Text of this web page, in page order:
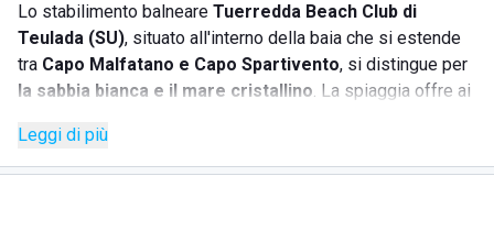
Lo stabilimento balneare Tuerredda Beach Club di
Teulada (SU), situato all'interno della baia che si estende
tra Capo Malfatano e Capo Spartivento, si distingue per
la sabbia bianca e il mare cristallino. La spiaggia offre ai
• noleggio ombrellone e lettini;
• ristorante;
Leggi di più